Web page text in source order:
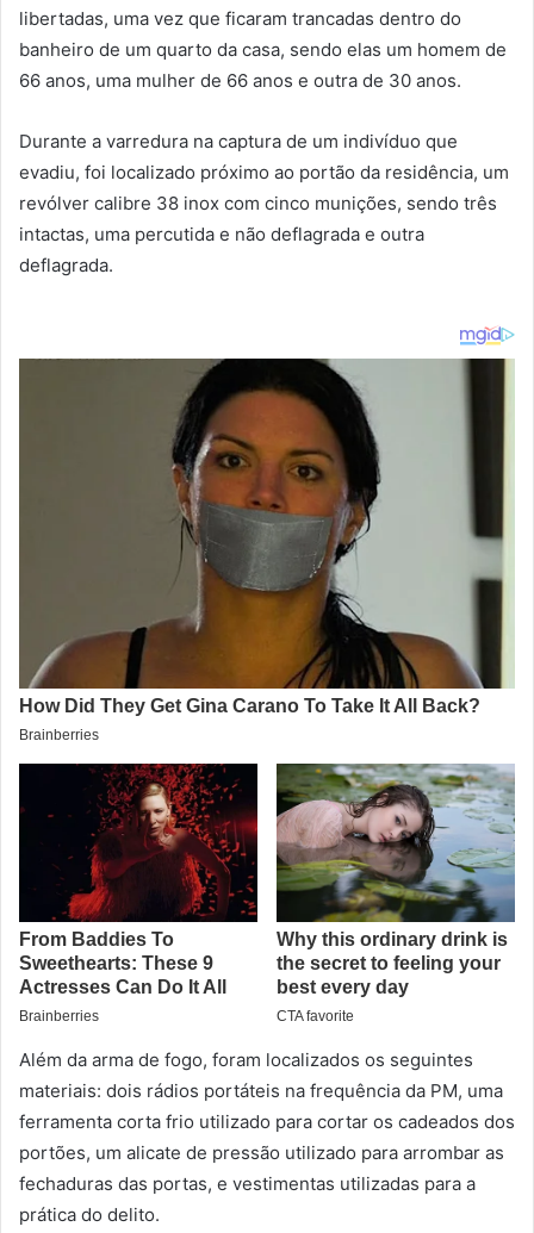
libertadas, uma vez que ficaram trancadas dentro do
banheiro de um quarto da casa, sendo elas um homem de
66 anos, uma mulher de 66 anos e outra de 30 anos.
Durante a varredura na captura de um indivíduo que
evadiu, foi localizado próximo ao portão da residência, um
revólver calibre 38 inox com cinco munições, sendo três
intactas, uma percutida e não deflagrada e outra
deflagrada.
Além da arma de fogo, foram localizados os seguintes
materiais: dois rádios portáteis na frequência da PM, uma
ferramenta corta frio utilizado para cortar os cadeados dos
portões, um alicate de pressão utilizado para arrombar as
fechaduras das portas, e vestimentas utilizadas para a
prática do delito.